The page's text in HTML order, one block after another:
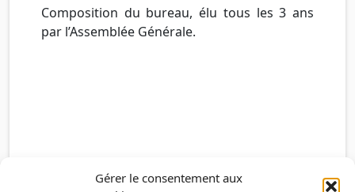
Gérer le consentement aux
Composition du bureau, élu tous les 3 ans
par l’Assemblée Générale.